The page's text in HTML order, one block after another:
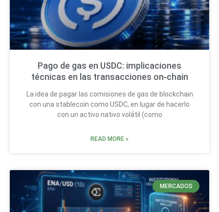
Pago de gas en USDC: implicaciones
técnicas en las transacciones on‑chain
La idea de pagar las comisiones de gas de blockchain
con una stablecoin como USDC, en lugar de hacerlo
con un activo nativo volátil (como
READ MORE »
MERCADOS